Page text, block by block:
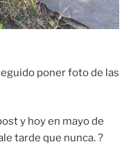
poner foto de las
y hoy en mayo de
tarde que nunca. ?